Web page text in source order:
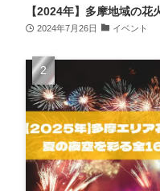
【2024年】多摩地域の花
2024年7月26日 イベント